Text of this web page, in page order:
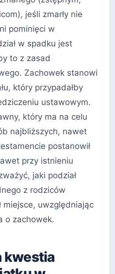
jeśli zmarły nie
pominięci w
w spadku jest
to z zasad
Zachowek stanowi
który przypadałby
ustawowym.
który ma na celu
najbliższych, nawet
postanowił
przy istnieniu
jaki podział
z rodziców
miejsce, uwzględniając
o zachowek.
kwestia